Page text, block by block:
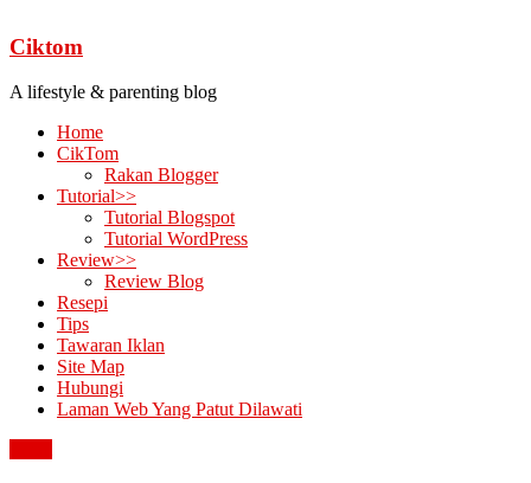
Ciktom
A lifestyle & parenting blog
Home
CikTom
Rakan Blogger
Tutorial>>
Tutorial Blogspot
Tutorial WordPress
Review>>
Review Blog
Resepi
Tips
Tawaran Iklan
Site Map
Hubungi
Laman Web Yang Patut Dilawati